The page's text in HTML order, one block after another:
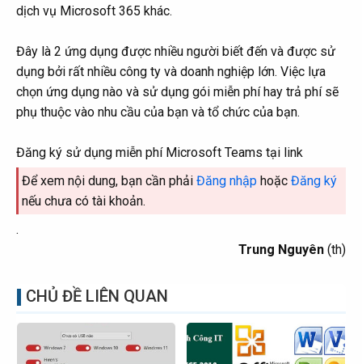
dịch vụ Microsoft 365 khác.
Đây là 2 ứng dụng được nhiều người biết đến và được sử
dụng bởi rất nhiều công ty và doanh nghiệp lớn. Việc lựa
chọn ứng dụng nào và sử dụng gói miễn phí hay trả phí sẽ
phụ thuộc vào nhu cầu của bạn và tổ chức của bạn.
Đăng ký sử dụng miễn phí Microsoft Teams tại link
Để xem nội dung, bạn cần phải Đăng nhập hoặc Đăng ký
nếu chưa có tài khoản.
.
Trung Nguyên (th)​
CHỦ ĐỀ LIÊN QUAN